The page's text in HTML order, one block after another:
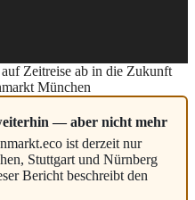
— aber nicht mehr
ist derzeit nur
Stuttgart und Nürnberg
Bericht beschreibt den